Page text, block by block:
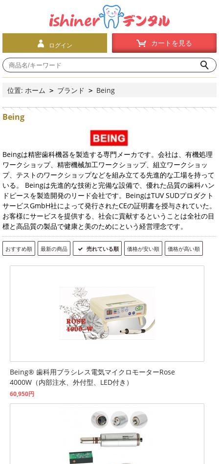
ログイン カートを見る
位置: ホーム > ブランド > Being
Being
Beingは精密歯科機器を製造する専門メーカです。会社は、有機処理
ワークショップ、精密機械加工ワークショップ、組立ワークショッ
プ、テストのワークショップなどを組み立てる先進的な工場を持って
いる。 Beingは先進的な技術と完備な設備で、優れた品質の歯科ハン
ドピースを製造開発のリード会社です。BeingはTUV SUDプロダクト
サービスGmbH社によって発行されたCEの証明書を授与されていた。
お客様にサービスを提供する、社会に貢献するということは全社の目
標と高品質の製品で健康と美のためにという経営理念です。
おすすめ順 最新の商品 売れている順 価格が安い順 価格が高い順
Being® 歯科用ブラシレス電気マイクロモーターRose
4000W（内部注水、外付型、LED付き）
60,950円